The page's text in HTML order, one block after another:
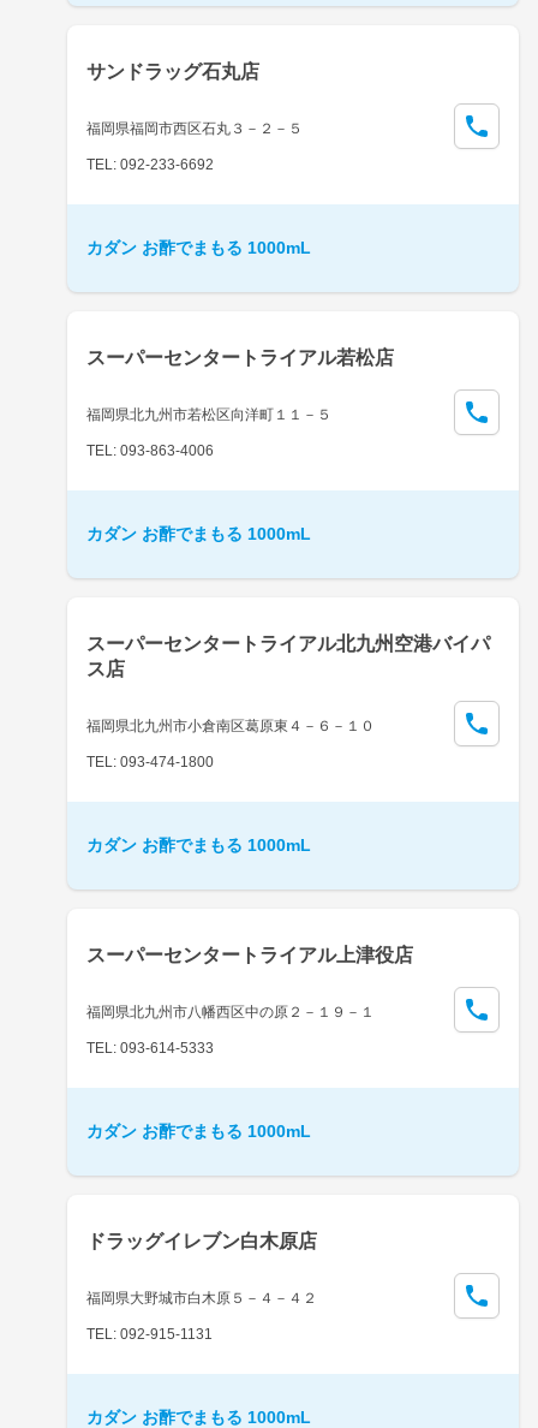
サンドラッグ石丸店
福岡県福岡市西区石丸３－２－５
TEL: 092-233-6692
カダン お酢でまもる 1000mL
スーパーセンタートライアル若松店
福岡県北九州市若松区向洋町１１－５
TEL: 093-863-4006
カダン お酢でまもる 1000mL
スーパーセンタートライアル北九州空港バイパ
ス店
福岡県北九州市小倉南区葛原東４－６－１０
TEL: 093-474-1800
カダン お酢でまもる 1000mL
スーパーセンタートライアル上津役店
福岡県北九州市八幡西区中の原２－１９－１
TEL: 093-614-5333
カダン お酢でまもる 1000mL
ドラッグイレブン白木原店
福岡県大野城市白木原５－４－４２
TEL: 092-915-1131
カダン お酢でまもる 1000mL